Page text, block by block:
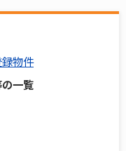
録物件
一覧